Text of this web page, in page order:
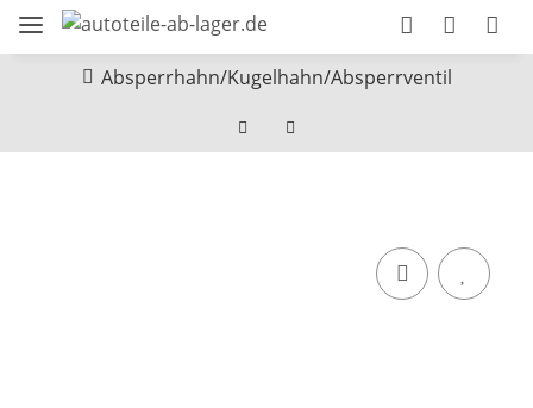
Absperrhahn/Kugelhahn/Absperrventil